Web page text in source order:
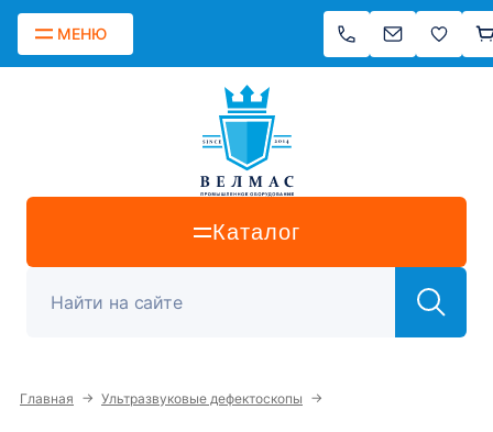
МЕНЮ
Каталог
Главная → Ультразвуковые дефектоскопы →